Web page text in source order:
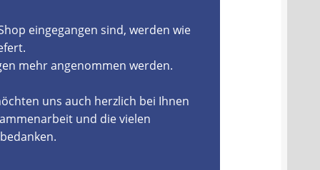
eingegangen sind, werden wie
mehr angenommen werden.
uns auch herzlich bei Ihnen
und die vielen